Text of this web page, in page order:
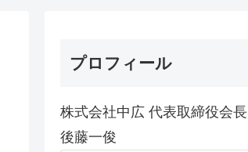
プロフィール
株式会社中広 代表取締役会長
後藤一俊